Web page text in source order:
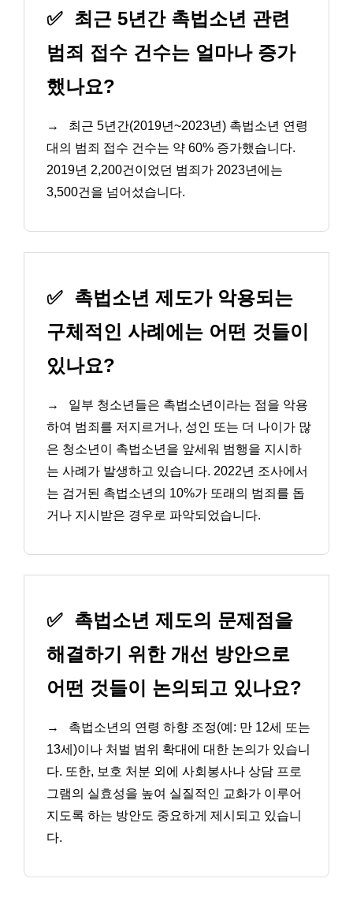
✅ 최근 5년간 촉법소년 관련
범죄 접수 건수는 얼마나 증가
했나요?
→
최근 5년간(2019년~2023년) 촉법소년 연령
대의 범죄 접수 건수는 약 60% 증가했습니다.
2019년 2,200건이었던 범죄가 2023년에는
3,500건을 넘어섰습니다.
✅ 촉법소년 제도가 악용되는
구체적인 사례에는 어떤 것들이
있나요?
→
일부 청소년들은 촉법소년이라는 점을 악용
하여 범죄를 저지르거나, 성인 또는 더 나이가 많
은 청소년이 촉법소년을 앞세워 범행을 지시하
는 사례가 발생하고 있습니다. 2022년 조사에서
는 검거된 촉법소년의 10%가 또래의 범죄를 돕
거나 지시받은 경우로 파악되었습니다.
✅ 촉법소년 제도의 문제점을
해결하기 위한 개선 방안으로
어떤 것들이 논의되고 있나요?
→
촉법소년의 연령 하향 조정(예: 만 12세 또는
13세)이나 처벌 범위 확대에 대한 논의가 있습니
다. 또한, 보호 처분 외에 사회봉사나 상담 프로
그램의 실효성을 높여 실질적인 교화가 이루어
지도록 하는 방안도 중요하게 제시되고 있습니
다.